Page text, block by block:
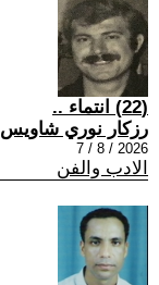
(22) انتماء ..
رزكار نوري شاويس
2026 / 8 / 7
الادب والفن